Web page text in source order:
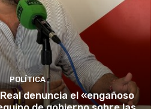
POLÍTICA
denuncia el «engañoso